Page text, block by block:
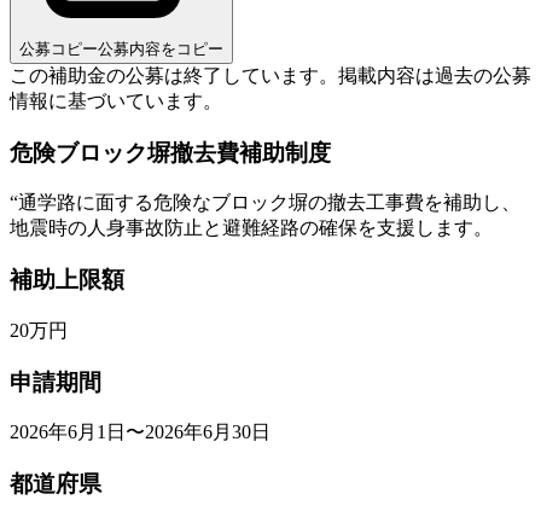
公募コピー公募内容をコピー
この補助金の公募は終了しています。 掲載内容は過去の公募
情報に基づいています。
危険ブロック塀撤去費補助制度
“通学路に面する危険なブロック塀の撤去工事費を補助し、
地震時の人身事故防止と避難経路の確保を支援します。
補助上限額
20万円
申請期間
2026年6月1日〜2026年6月30日
都道府県